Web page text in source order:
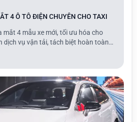
4 Ô TÔ ĐIỆN CHUYÊN CHO TAXI
mắt 4 mẫu xe mới, tối ưu hóa cho
dịch vụ vận tải, tách biệt hoàn toàn
Hai mẫu xe hoàn toàn mới gồm
khúc minicar và Limo Green thuộc